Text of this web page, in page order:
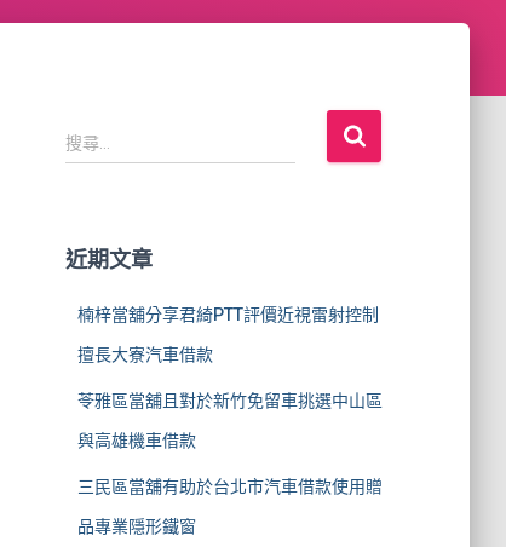
搜
尋
:
搜尋...
近期文章
楠梓當舖分享君綺PTT評價近視雷射控制
擅長大寮汽車借款
苓雅區當舖且對於新竹免留車挑選中山區
與高雄機車借款
三民區當舖有助於台北市汽車借款使用贈
品專業隱形鐵窗